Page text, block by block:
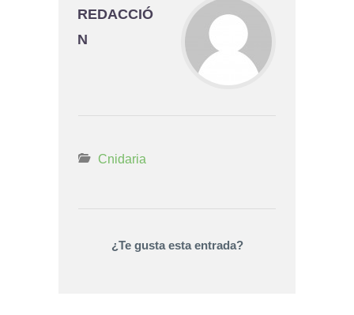
REDACCIÓ
N
Cnidaria
¿Te gusta esta entrada?